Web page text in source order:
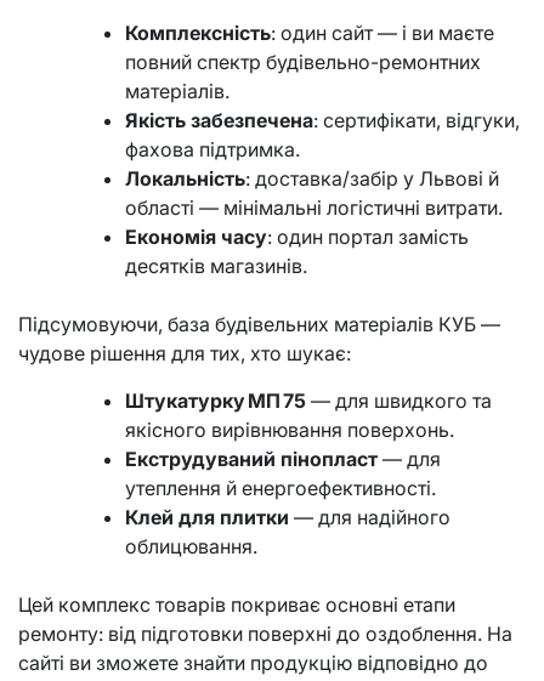
Комплексність: один сайт — і ви маєте
повний спектр будівельно-ремонтних
матеріалів.
Якість забезпечена: сертифікати, відгуки,
фахова підтримка.
Локальність: доставка/забір у Львові й
області — мінімальні логістичні витрати.
Економія часу: один портал замість
десятків магазинів.
Підсумовуючи, база будівельних матеріалів КУБ —
чудове рішення для тих, хто шукає:
Штукатурку МП 75 — для швидкого та
якісного вирівнювання поверхонь.
Екструдуваний пінопласт — для
утеплення й енергоефективності.
Клей для плитки — для надійного
облицювання.
Цей комплекс товарів покриває основні етапи
ремонту: від підготовки поверхні до оздоблення. На
сайті ви зможете знайти продукцію відповідно до